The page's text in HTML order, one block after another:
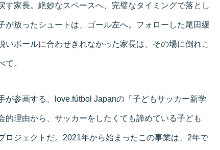
家長。絶妙なスペースへ、完璧なタイミングで落とし
が放ったシュートは、ゴール左へ。フォローした尾田緩
ボールに合わせきれなかった家長は、その場に倒れこ
て。
が参画する、love.fútbol Japanの「子どもサッカー新学
理由から、サッカーをしたくても諦めている子ども
ロジェクトだ。2021年から始まったこの事業は、2年で